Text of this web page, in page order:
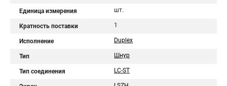
Единица измерения шт.
Кратность поставки 1
Исполнение Duplex
Тип Шнур
Тип соединения LC-ST